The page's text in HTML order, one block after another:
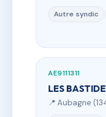
Autre syndic
AE9111311
LES
📍 Aubagne